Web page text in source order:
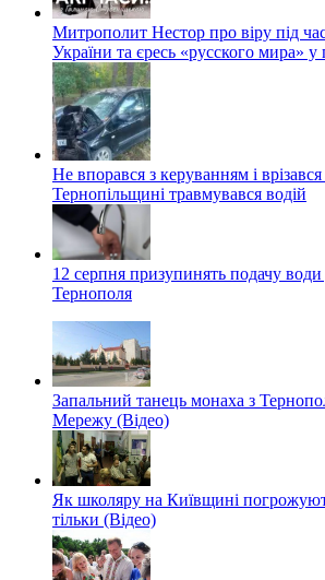
Митрополит Нестор про віру під
України та єресь «русского мира» у
Не впорався з керуванням і
Тернопільщині травмувався водій
12 серпня призупинять подачу
Тернополя
Запальний танець монаха з
Мережу (Відео)
Як школяру на Київщині
тільки (Відео)